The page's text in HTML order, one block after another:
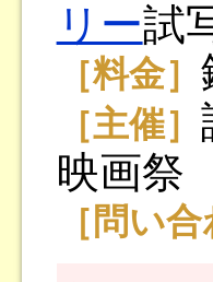
リー試
［料金］
［主催］
映画祭
［問い合